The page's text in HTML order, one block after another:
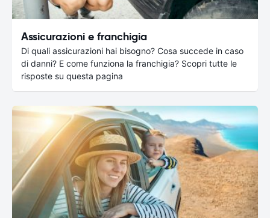
Assicurazioni e franchigia
Di quali assicurazioni hai bisogno? Cosa succede in caso
di danni? E come funziona la franchigia? Scopri tutte le
risposte su questa pagina